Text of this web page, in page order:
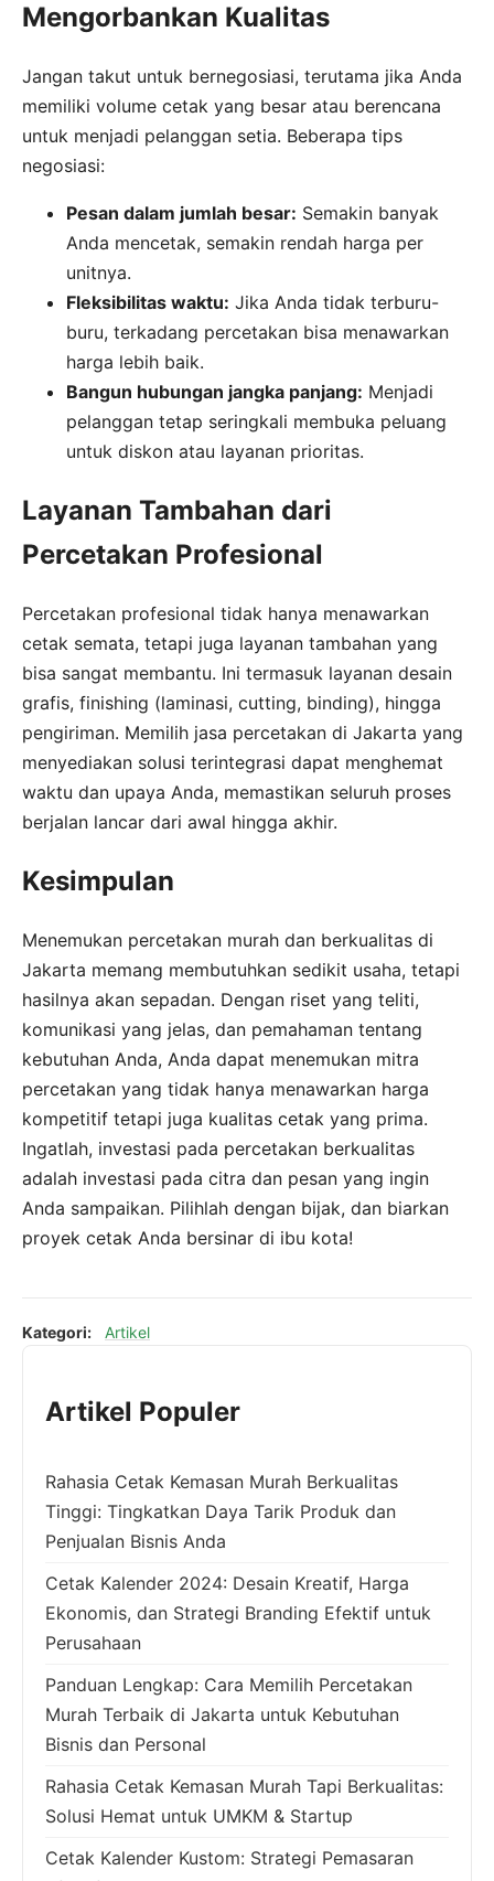
Mengorbankan Kualitas
Jangan takut untuk bernegosiasi, terutama jika Anda
memiliki volume cetak yang besar atau berencana
untuk menjadi pelanggan setia. Beberapa tips
negosiasi:
Pesan dalam jumlah besar: Semakin banyak
Anda mencetak, semakin rendah harga per
unitnya.
Fleksibilitas waktu: Jika Anda tidak terburu-
buru, terkadang percetakan bisa menawarkan
harga lebih baik.
Bangun hubungan jangka panjang: Menjadi
pelanggan tetap seringkali membuka peluang
untuk diskon atau layanan prioritas.
Layanan Tambahan dari
Percetakan Profesional
Percetakan profesional tidak hanya menawarkan
cetak semata, tetapi juga layanan tambahan yang
bisa sangat membantu. Ini termasuk layanan desain
grafis, finishing (laminasi, cutting, binding), hingga
pengiriman. Memilih jasa percetakan di Jakarta yang
menyediakan solusi terintegrasi dapat menghemat
waktu dan upaya Anda, memastikan seluruh proses
berjalan lancar dari awal hingga akhir.
Kesimpulan
Menemukan percetakan murah dan berkualitas di
Jakarta memang membutuhkan sedikit usaha, tetapi
hasilnya akan sepadan. Dengan riset yang teliti,
komunikasi yang jelas, dan pemahaman tentang
kebutuhan Anda, Anda dapat menemukan mitra
percetakan yang tidak hanya menawarkan harga
kompetitif tetapi juga kualitas cetak yang prima.
Ingatlah, investasi pada percetakan berkualitas
adalah investasi pada citra dan pesan yang ingin
Anda sampaikan. Pilihlah dengan bijak, dan biarkan
proyek cetak Anda bersinar di ibu kota!
Kategori: Artikel
Artikel Populer
Rahasia Cetak Kemasan Murah Berkualitas
Tinggi: Tingkatkan Daya Tarik Produk dan
Penjualan Bisnis Anda
Cetak Kalender 2024: Desain Kreatif, Harga
Ekonomis, dan Strategi Branding Efektif untuk
Perusahaan
Panduan Lengkap: Cara Memilih Percetakan
Murah Terbaik di Jakarta untuk Kebutuhan
Bisnis dan Personal
Rahasia Cetak Kemasan Murah Tapi Berkualitas:
Solusi Hemat untuk UMKM & Startup
Cetak Kalender Kustom: Strategi Pemasaran